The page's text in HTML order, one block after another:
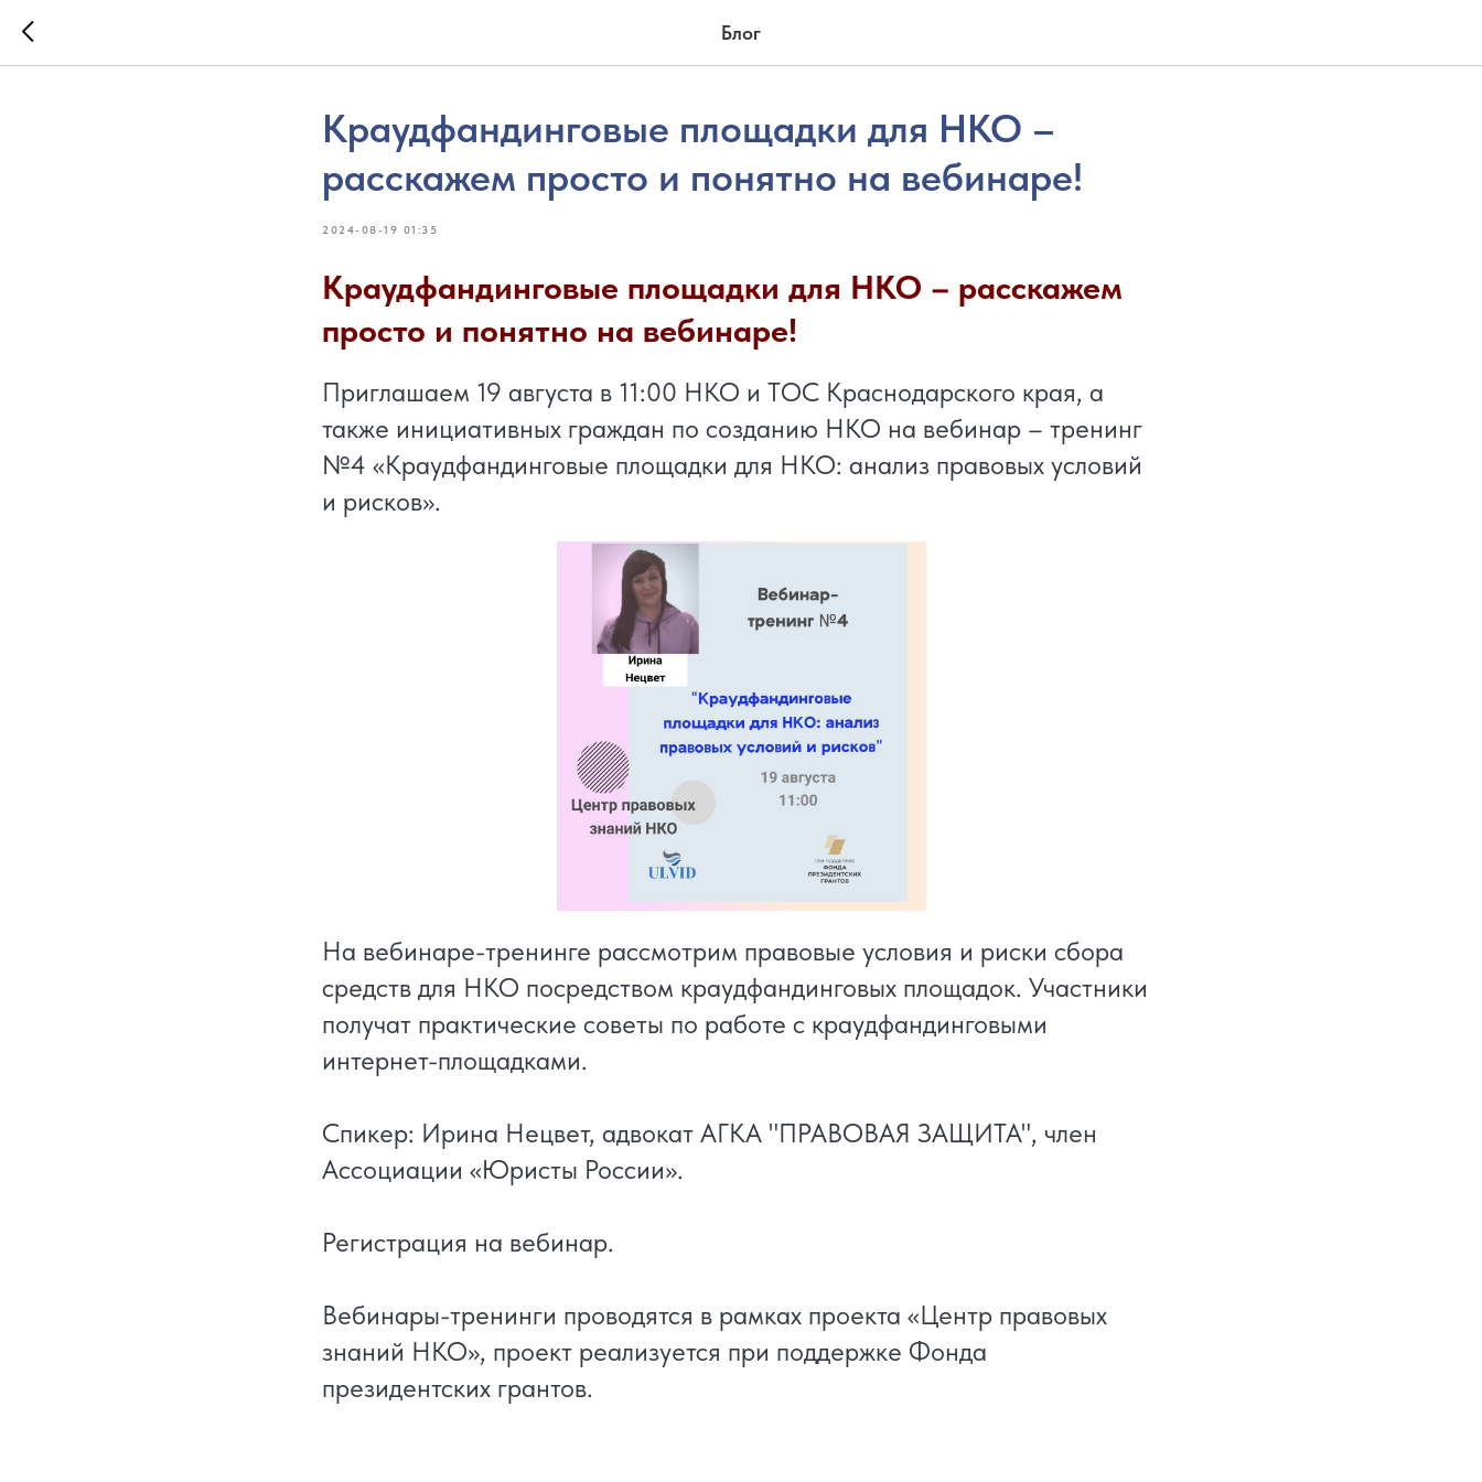
Блог
Краудфандинговые площадки для НКО –
расскажем просто и понятно на вебинаре!
2024-08-19 01:35
Краудфандинговые площадки для НКО – расскажем
просто и понятно на вебинаре!
Приглашаем 19 августа в 11:00 НКО и ТОС Краснодарского края, а
также инициативных граждан по созданию НКО на вебинар – тренинг
№4 «Краудфандинговые площадки для НКО: анализ правовых условий
и рисков».
На вебинаре-тренинге рассмотрим правовые условия и риски сбора
средств для НКО посредством краудфандинговых площадок. Участники
получат практические советы по работе с краудфандинговыми
интернет-площадками.
Спикер: Ирина Нецвет, адвокат АГКА "ПРАВОВАЯ ЗАЩИТА", член
Ассоциации «Юристы России».
Регистрация на вебинар.
Вебинары-тренинги проводятся в рамках проекта «Центр правовых
знаний НКО», проект реализуется при поддержке Фонда
президентских грантов.